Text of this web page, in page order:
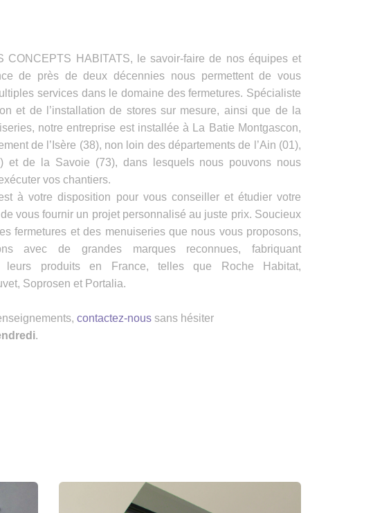
CONCEPTS HABITATS, le savoir-faire de nos équipes et
de près de deux décennies nous permettent de vous
services dans le domaine des fermetures. Spécialiste
et de l’installation de stores sur mesure, ainsi que de la
notre entreprise est installée à La Batie Montgascon,
de l’Isère (38), non loin des départements de l’Ain (01),
et de la Savoie (73), dans lesquels nous pouvons nous
vos chantiers.
à votre disposition pour vous conseiller et étudier votre
vous fournir un projet personnalisé au juste prix. Soucieux
fermetures et des menuiseries que nous vous proposons,
avec de grandes marques reconnues, fabriquant
leurs produits en France, telles que Roche Habitat,
Soprosen et Portalia.
contactez-nous sans hésiter
.